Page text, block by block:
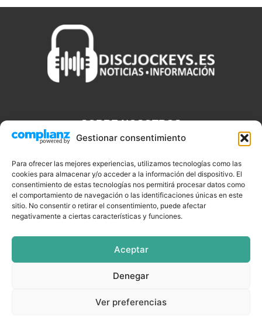
Gestionar consentimiento
Para ofrecer las mejores experiencias, utilizamos tecnologías como las
cookies para almacenar y/o acceder a la información del dispositivo. El
consentimiento de estas tecnologías nos permitirá procesar datos como
el comportamiento de navegación o las identificaciones únicas en este
sitio. No consentir o retirar el consentimiento, puede afectar
negativamente a ciertas características y funciones.
Aceptar
Denegar
Ver preferencias
SOBRE NOSOTROS
que necesitas saber sobre noticias, novedades, tecnologías y
aplicaciones que te ayudaran a ser un mejor Djs.
SÍGUENOS
EQUIPAMIENTO EVENTOS
TUTORIALES